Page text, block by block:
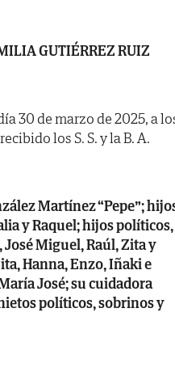
GUTIÉRREZ RUIZ
30 de marzo de 2025, a
los S. S. y la B. A.
Martínez “Pepe”;
y Raquel; hijos políticos,
Miguel, Raúl, Zita y
Hanna, Enzo, Iñaki e
José; su cuidadora
políticos, sobrinos y